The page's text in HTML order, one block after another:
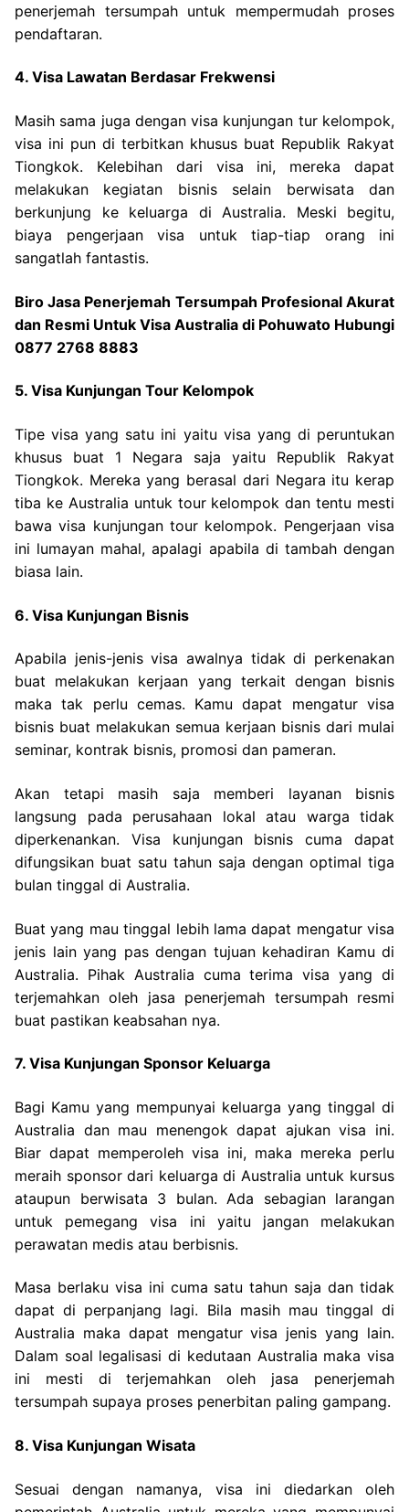
penerjemah tersumpah untuk mempermudah proses
pendaftaran.
4. Visa Lawatan Berdasar Frekwensi
Masih sama juga dengan visa kunjungan tur kelompok,
visa ini pun di terbitkan khusus buat Republik Rakyat
Tiongkok. Kelebihan dari visa ini, mereka dapat
melakukan kegiatan bisnis selain berwisata dan
berkunjung ke keluarga di Australia. Meski begitu,
biaya pengerjaan visa untuk tiap-tiap orang ini
sangatlah fantastis.
Biro Jasa Penerjemah Tersumpah Profesional Akurat
dan Resmi Untuk Visa Australia di Pohuwato Hubungi
0877 2768 8883
5. Visa Kunjungan Tour Kelompok
Tipe visa yang satu ini yaitu visa yang di peruntukan
khusus buat 1 Negara saja yaitu Republik Rakyat
Tiongkok. Mereka yang berasal dari Negara itu kerap
tiba ke Australia untuk tour kelompok dan tentu mesti
bawa visa kunjungan tour kelompok. Pengerjaan visa
ini lumayan mahal, apalagi apabila di tambah dengan
biasa lain.
6. Visa Kunjungan Bisnis
Apabila jenis-jenis visa awalnya tidak di perkenakan
buat melakukan kerjaan yang terkait dengan bisnis
maka tak perlu cemas. Kamu dapat mengatur visa
bisnis buat melakukan semua kerjaan bisnis dari mulai
seminar, kontrak bisnis, promosi dan pameran.
Akan tetapi masih saja memberi layanan bisnis
langsung pada perusahaan lokal atau warga tidak
diperkenankan. Visa kunjungan bisnis cuma dapat
difungsikan buat satu tahun saja dengan optimal tiga
bulan tinggal di Australia.
Buat yang mau tinggal lebih lama dapat mengatur visa
jenis lain yang pas dengan tujuan kehadiran Kamu di
Australia. Pihak Australia cuma terima visa yang di
terjemahkan oleh jasa penerjemah tersumpah resmi
buat pastikan keabsahan nya.
7. Visa Kunjungan Sponsor Keluarga
Bagi Kamu yang mempunyai keluarga yang tinggal di
Australia dan mau menengok dapat ajukan visa ini.
Biar dapat memperoleh visa ini, maka mereka perlu
meraih sponsor dari keluarga di Australia untuk kursus
ataupun berwisata 3 bulan. Ada sebagian larangan
untuk pemegang visa ini yaitu jangan melakukan
perawatan medis atau berbisnis.
Masa berlaku visa ini cuma satu tahun saja dan tidak
dapat di perpanjang lagi. Bila masih mau tinggal di
Australia maka dapat mengatur visa jenis yang lain.
Dalam soal legalisasi di kedutaan Australia maka visa
ini mesti di terjemahkan oleh jasa penerjemah
tersumpah supaya proses penerbitan paling gampang.
8. Visa Kunjungan Wisata
Sesuai dengan namanya, visa ini diedarkan oleh